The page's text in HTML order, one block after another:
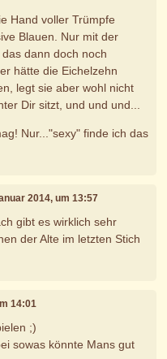
Hand voller Trümpfe
Blauen. Nur mit der
dann doch noch
hätte die Eichelzehn
legt sie aber wohl nicht
Dir sitzt, und und und...
Nur..."sexy" finde ich das
2014, um 13:57
gibt es wirklich sehr
der Alte im letzten Stich
14:01
;)
sowas könnte Mans gut